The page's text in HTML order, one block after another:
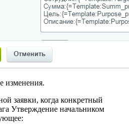
изменения.
заявки, когда конкретный
Утверждение начальником